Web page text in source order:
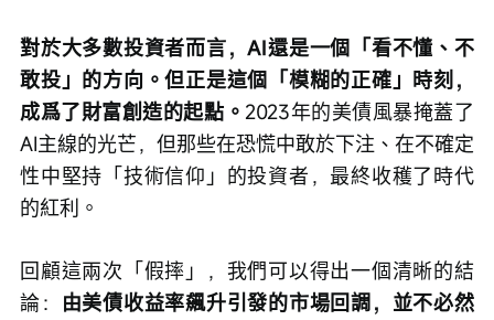
對於大多數投資者而言，AI還是一個「看不懂、不
敢投」的方向。但正是這個「模糊的正確」時刻，
成爲了財富創造的起點。 2023年的美債風暴掩蓋了
AI主線的光芒，但那些在恐慌中敢於下注、在不確定
性中堅持「技術信仰」的投資者，最終收穫了時代
的紅利。
回顧這兩次「假摔」，我們可以得出一個清晰的結
論：
由美債收益率飆升引發的市場回調，並不必然